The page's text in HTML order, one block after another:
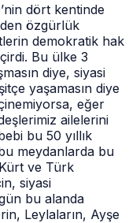
dört kentinde
özgürlük
demokratik hak
Bu ülke 3
diye, siyasi
yaşamasın diye
eğer
ailelerini
bu 50 yıllık
meydanlarda bu
ve Türk
siyasi
bu alanda
Leylaların, Ayşe